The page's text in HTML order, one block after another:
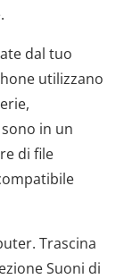
dal tuo
utilizzano
in un
di file
Trascina
Suoni di